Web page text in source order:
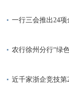
一行三会推出24
农行徐州分行“绿
近千家浙企竞技第